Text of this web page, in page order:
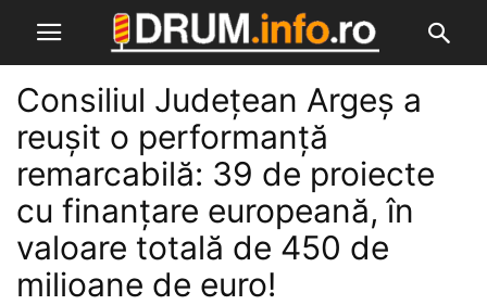
Consiliul Județean Argeș a
reușit o performanță
remarcabilă: 39 de proiecte
cu finanțare europeană, în
valoare totală de 450 de
milioane de euro!